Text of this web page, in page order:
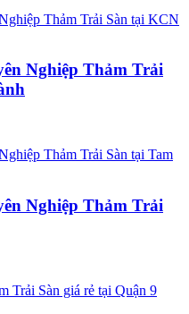
Nghiệp Thảm Trải
Nghiệp Thảm Trải